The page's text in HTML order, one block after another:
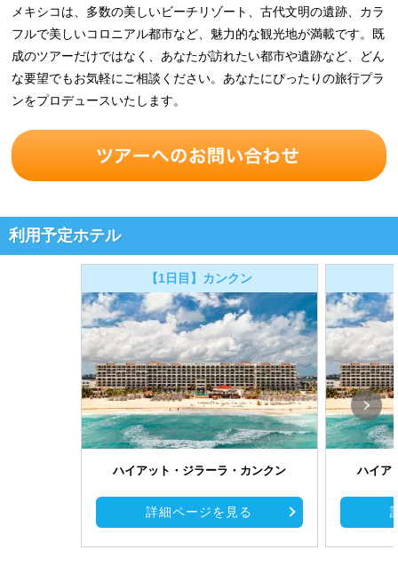
メキシコは、多数の美しいビーチリゾート、古代文明の遺跡、カラ
フルで美しいコロニアル都市など、魅力的な観光地が満載です。既
成のツアーだけではなく、あなたが訪れたい都市や遺跡など、どん
な要望でもお気軽にご相談ください。あなたにぴったりの旅行プラ
ンをプロデュースいたします。
利用予定ホテル
【1日目】カンクン
ハイアット・ジラーラ・カンクン
詳細ページを見る
ハイア